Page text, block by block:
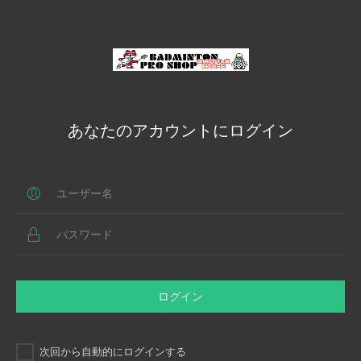
あなたのアカウントにログイン
ログイン
次回から自動的にログインする